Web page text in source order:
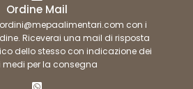
Ordine Mail
con i
Riceverai una mail di risposta
dello stesso con indicazione dei
medi per la consegna